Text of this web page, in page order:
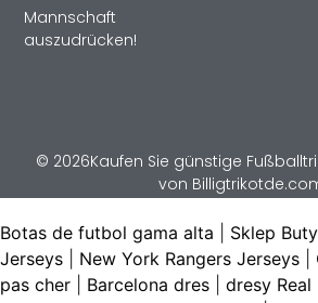
Mannschaft
auszudrücken!
© 2026Kaufen Sie günstige
von
Botas de futbol gama alta Sklep
Jerseys
New York Rangers Jerseys
pas cher
Barcelona dres dresy Real